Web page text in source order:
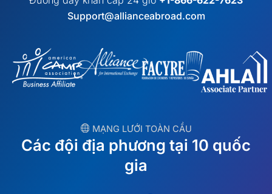
Support@allianceabroad.com
︎ MẠNG LƯỚI TOÀN CẦU
Các đội địa phương tại 10 quốc
gia